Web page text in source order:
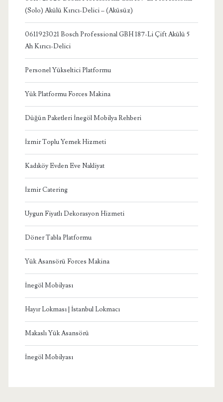
(Solo) Akülü Kırıcı-Delici – (Aküsüz)
0611923021 Bosch Professional GBH 187-Li Çift Akülü 5
Ah Kırıcı-Delici
Personel Yükseltici Platformu
Yük Platformu Forces Makina
Düğün Paketleri İnegöl Mobilya Rehberi
İzmir Toplu Yemek Hizmeti
Kadıköy Evden Eve Nakliyat
İzmir Catering
Uygun Fiyatlı Dekorasyon Hizmeti
Döner Tabla Platformu
Yük Asansörü Forces Makina
İnegöl Mobilyası
Hayır Lokması | İstanbul Lokmacı
Makaslı Yük Asansörü
İnegöl Mobilyası